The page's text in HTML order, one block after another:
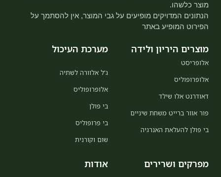
מוצר כלשהו.
הנתונים המדויקים מופיעים על גבי המוצר, אין להסתמך על
הפירוט המופיע באתר
מוצרים היריון ולידה
אלופריסט
אלופרופוליס
דאודרנט אלו שילד
פור אוור ברייט משחת שיניים
בי פולן להעלאת האנרגיה
מערכת העיכול
ג'ל אלוורה לשתיה
אלופרופוליס
בי פולן
בי פרופוליס
שום וקורנית
מפרקים ושרירים אודות